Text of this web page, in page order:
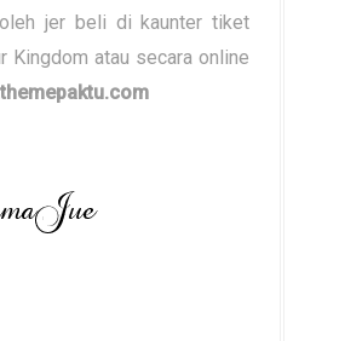
jer beli di kaunter tiket
Kingdom atau secara online